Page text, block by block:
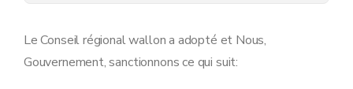
Section 2 Gestionnaires des réseaux de distribution
Art. 5
Art. 6
Le Conseil régional wallon a adopté et Nous,
Gouvernement, sanctionnons ce qui suit: